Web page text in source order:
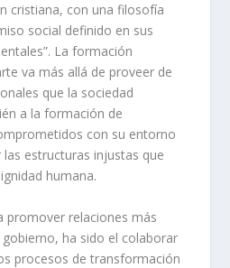
cristiana, con una filosofía
social definido en sus
La formación
va más allá de proveer de
que la sociedad
a la formación de
con su entorno
estructuras injustas que
humana.
promover relaciones más
ha sido el colaborar
procesos de transformación